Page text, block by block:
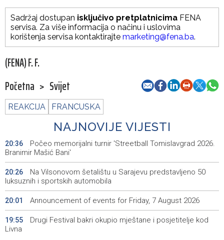
Sadržaj dostupan isključivo pretplatnicima FENA
servisa. Za više informacija o načinu i uslovima
korištenja servisa kontaktirajte marketing@fena.ba.
(FENA) F. F.
Početna > Svijet
REAKCIJA FRANCUSKA
NAJNOVIJE VIJESTI
20:36
Počeo memorijalni turnir 'Streetball Tomislavgrad 2026.
Branimir Mašić Bani'
20:26
Na Vilsonovom šetalištu u Sarajevu predstavljeno 50
luksuznih i sportskih automobila
20:01 Announcement of events for Friday, 7 August 2026
19:55
Drugi Festival bakri okupio mještane i posjetitelje kod
Livna